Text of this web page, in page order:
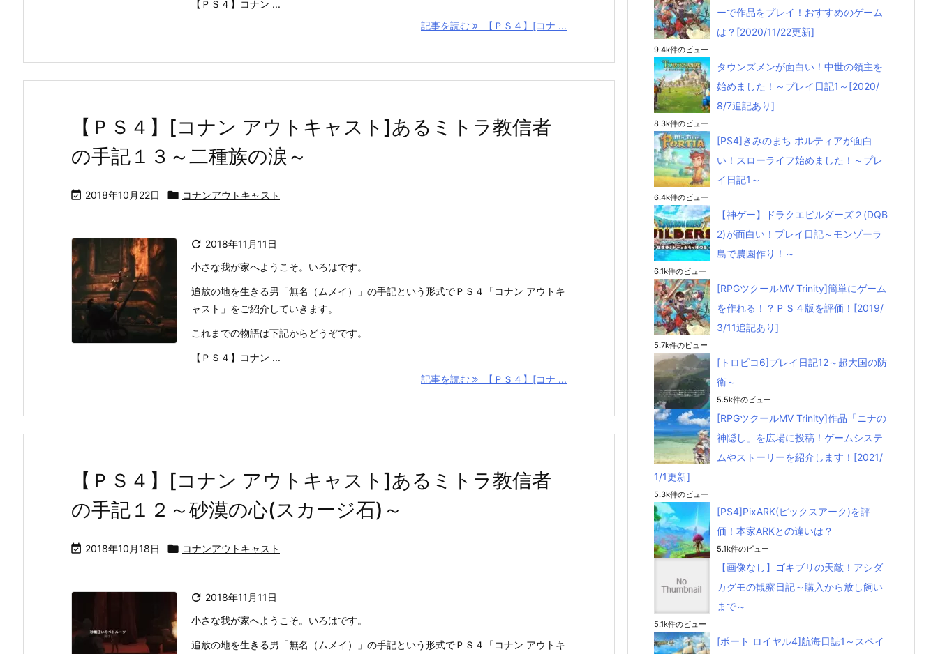
【ＰＳ４】コナン ...
記事を読む
【ＰＳ４】[コナ ...
【ＰＳ４】[コナン アウトキャスト]あるミトラ教信者
の手記１３～二種族の涙～
 2018年10月22日  コナンアウトキャスト
 2018年11月11日
小さな我が家へようこそ。いろはです。
追放の地を生きる男「無名（ムメイ）」の手記という形式でＰＳ４「コナン アウトキ
ャスト」をご紹介していきます。
これまでの物語は下記からどうぞです。
【ＰＳ４】コナン ...
記事を読む
【ＰＳ４】[コナ ...
【ＰＳ４】[コナン アウトキャスト]あるミトラ教信者
の手記１２～砂漠の心(スカージ石)～
 2018年10月18日  コナンアウトキャスト
 2018年11月11日
小さな我が家へようこそ。いろはです。
追放の地を生きる男「無名（ムメイ）」の手記という形式でＰＳ４「コナン アウトキ
ーで作品をプレイ！おすすめのゲーム
は？[2020/11/22更新]
9.4k件のビュー
タウンズメンが面白い！中世の領主を
始めました！～プレイ日記1～[2020/
8/7追記あり]
8.3k件のビュー
[PS4]きみのまち ポルティアが面白
い！スローライフ始めました！～プレ
イ日記1～
6.4k件のビュー
【神ゲー】ドラクエビルダーズ２(DQB
2)が面白い！プレイ日記～モンゾーラ
島で農園作り！～
6.1k件のビュー
[RPGツクールMV Trinity]簡単にゲーム
を作れる！？ＰＳ４版を評価！[2019/
3/11追記あり]
5.7k件のビュー
[トロピコ6]プレイ日記12～超大国の防
衛～
5.5k件のビュー
[RPGツクールMV Trinity]作品「ニナの
神隠し」を広場に投稿！ゲームシステ
ムやストーリーを紹介します！[2021/
1/1更新]
5.3k件のビュー
[PS4]PixARK(ピックスアーク)を評
価！本家ARKとの違いは？
5.1k件のビュー
【画像なし】ゴキブリの天敵！アシダ
カグモの観察日記～購入から放し飼い
まで～
5.1k件のビュー
[ポート ロイヤル4]航海日誌1～スペイ